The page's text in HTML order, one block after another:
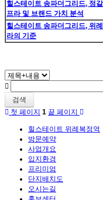
힐스테이트 송파더그리드, 정
프라 및 브랜드 가치 분석
힐스테이트 송파더그리드, 위
라의 기준
검색
첫 페이지 1 끝 페이지
힐스테이트 위례복정역
방문예약
사업개요
입지환경
프리미엄
단지배치도
오시는길